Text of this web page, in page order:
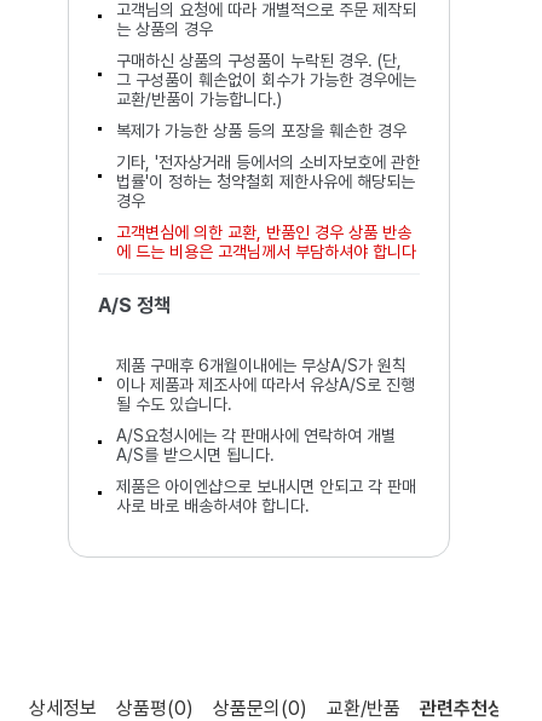
고객님의 요청에 따라 개별적으로 주문 제작되
는 상품의 경우
구매하신 상품의 구성품이 누락된 경우. (단,
그 구성품이 훼손없이 회수가 가능한 경우에는
교환/반품이 가능합니다.)
복제가 가능한 상품 등의 포장을 훼손한 경우
기타, '전자상거래 등에서의 소비자보호에 관한
법률'이 정하는 청약철회 제한사유에 해당되는
경우
고객변심에 의한 교환, 반품인 경우 상품 반송
에 드는 비용은 고객님께서 부담하셔야 합니다
A/S 정책
제품 구매후 6개월이내에는 무상A/S가 원칙
이나 제품과 제조사에 따라서 유상A/S로 진행
될 수도 있습니다.
A/S요청시에는 각 판매사에 연락하여 개별
A/S를 받으시면 됩니다.
제품은 아이엔샵으로 보내시면 안되고 각 판매
사로 바로 배송하셔야 합니다.
상세정보 상품평(0) 상품문의 (0) 교환/반품 관련추천상품